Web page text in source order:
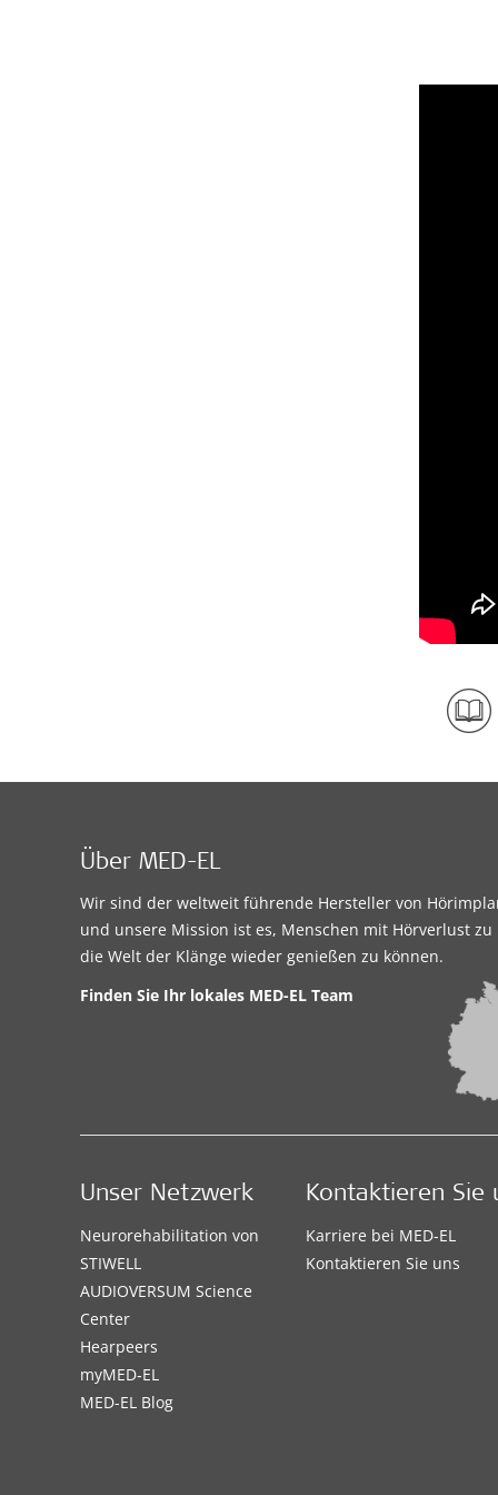
Über MED-EL
Wir sind der weltweit führende Hersteller von
und unsere Mission ist es, Menschen mit Hörverlust zu
die Welt der Klänge wieder genießen zu können.
Finden Sie Ihr lokales MED-EL Team
Unser Netzwerk
Neurorehabilitation von
STIWELL
AUDIOVERSUM Science
Center
Hearpeers
myMED‑EL
MED-EL Blog
Kontaktieren Sie
Karriere bei MED-EL
Kontaktieren Sie uns